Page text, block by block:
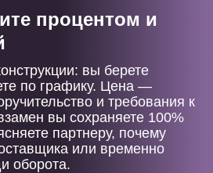
процентом и
вы берете
по графику. Цена —
и требования к
вы сохраняете 100%
партнеру, почему
или временно
оборота.